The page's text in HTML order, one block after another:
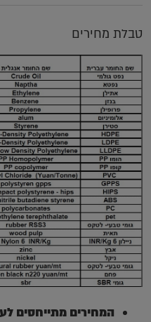
טבלת מחירים
המחירים מתייחסים